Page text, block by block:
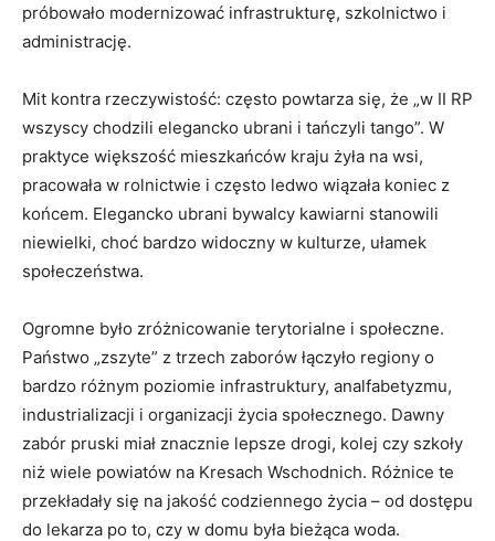
próbowało modernizować infrastrukturę, szkolnictwo i
administrację.
Mit kontra rzeczywistość: często powtarza się, że „w II RP
wszyscy chodzili elegancko ubrani i tańczyli tango”. W
praktyce większość mieszkańców kraju żyła na wsi,
pracowała w rolnictwie i często ledwo wiązała koniec z
końcem. Elegancko ubrani bywalcy kawiarni stanowili
niewielki, choć bardzo widoczny w kulturze, ułamek
społeczeństwa.
Ogromne było zróżnicowanie terytorialne i społeczne.
Państwo „zszyte” z trzech zaborów łączyło regiony o
bardzo różnym poziomie infrastruktury, analfabetyzmu,
industrializacji i organizacji życia społecznego. Dawny
zabór pruski miał znacznie lepsze drogi, kolej czy szkoły
niż wiele powiatów na Kresach Wschodnich. Różnice te
przekładały się na jakość codziennego życia – od dostępu
do lekarza po to, czy w domu była bieżąca woda.